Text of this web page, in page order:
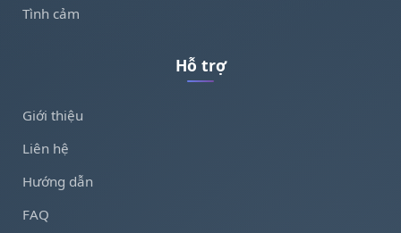
Tình cảm
Hỗ trợ
Giới thiệu
Liên hệ
Hướng dẫn
FAQ